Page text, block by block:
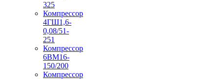
325
Компрессор
4ГШ1,6-
0,08/51-
251
Компрессор
6ВМ16-
150/200
Компрессор